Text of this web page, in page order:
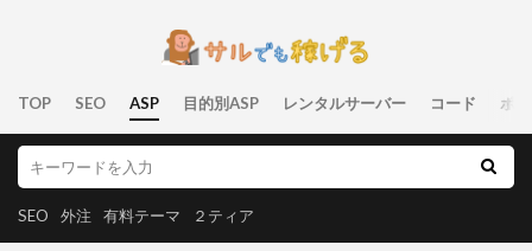
TOP SEO ASP 目的別ASP レンタルサーバー コード ポ
SEO 外注 有料テーマ ２ティア